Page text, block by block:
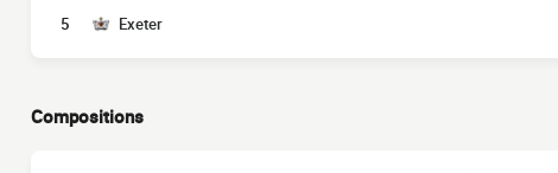
5 Exeter
Compositions